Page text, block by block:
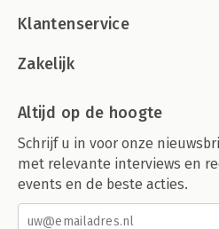
Klantenservice
Zakelijk
Altijd op de hoogte
Schrijf u in voor onze
met relevante interviews en
events en de beste acties.